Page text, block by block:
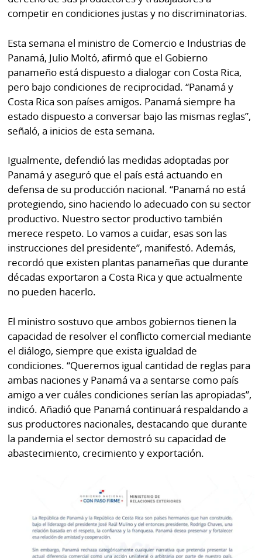
competir en condiciones justas y no discriminatorias.
Esta semana el ministro de Comercio e Industrias de
Panamá, Julio Moltó, afirmó que el Gobierno
panameño está dispuesto a dialogar con Costa Rica,
pero bajo condiciones de reciprocidad. “Panamá y
Costa Rica son países amigos. Panamá siempre ha
estado dispuesto a conversar bajo las mismas reglas”,
señaló, a inicios de esta semana.
Igualmente, defendió las medidas adoptadas por
Panamá y aseguró que el país está actuando en
defensa de su producción nacional. “Panamá no está
protegiendo, sino haciendo lo adecuado con su sector
productivo. Nuestro sector productivo también
merece respeto. Lo vamos a cuidar, esas son las
instrucciones del presidente”, manifestó. Además,
recordó que existen plantas panameñas que durante
décadas exportaron a Costa Rica y que actualmente
no pueden hacerlo.
El ministro sostuvo que ambos gobiernos tienen la
capacidad de resolver el conflicto comercial mediante
el diálogo, siempre que exista igualdad de
condiciones. “Queremos igual cantidad de reglas para
ambas naciones y Panamá va a sentarse como país
amigo a ver cuáles condiciones serían las apropiadas”,
indicó. Añadió que Panamá continuará respaldando a
sus productores nacionales, destacando que durante
la pandemia el sector demostró su capacidad de
abastecimiento, crecimiento y exportación.